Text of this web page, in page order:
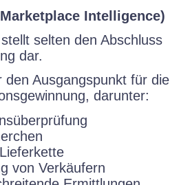
Intelligence)
selten den Abschluss
dar.
den Ausgangspunkt für die
darunter:
von Verkäufern